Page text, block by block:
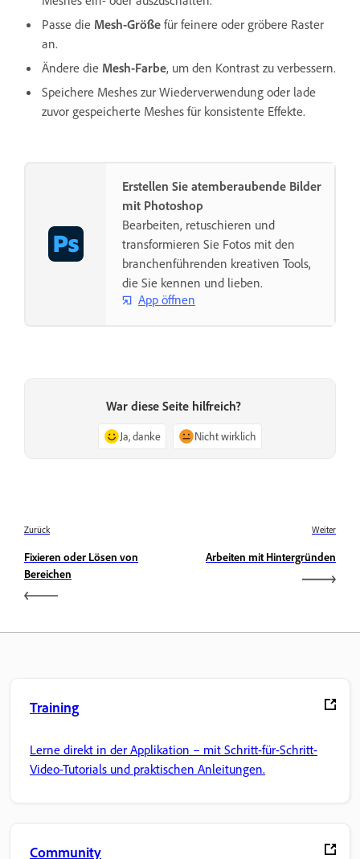
Passe die Mesh-Größe für feinere oder gröbere Raster
an.
Ändere die Mesh-Farbe, um den Kontrast zu verbessern.
Speichere Meshes zur Wiederverwendung oder lade
zuvor gespeicherte Meshes für konsistente Effekte.
Erstellen Sie atemberaubende Bilder
mit Photoshop
Bearbeiten, retuschieren und
transformieren Sie Fotos mit den
branchenführenden kreativen Tools,
die Sie kennen und lieben.
App öffnen
War diese Seite hilfreich?
Ja, danke Nicht wirklich
Zurück
Fixieren oder Lösen von
Bereichen
Weiter
Arbeiten mit Hintergründen
Training
Lerne direkt in der Applikation – mit Schritt-für-Schritt-
Video-Tutorials und praktischen Anleitungen.
Community